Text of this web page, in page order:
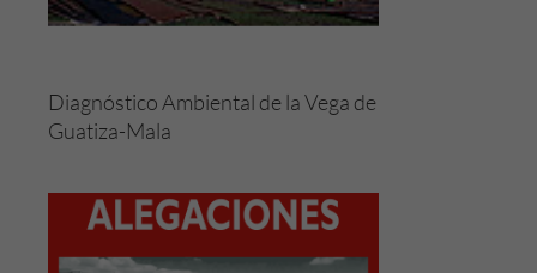
Diagnóstico Ambiental de la Vega de
Guatiza-Mala